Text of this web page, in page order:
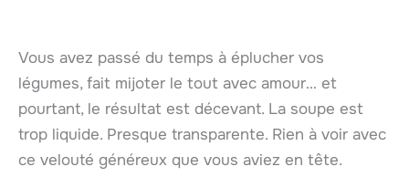
Vous avez passé du temps à éplucher vos
légumes, fait mijoter le tout avec amour… et
pourtant, le résultat est décevant. La soupe est
trop liquide. Presque transparente. Rien à voir avec
ce velouté généreux que vous aviez en tête.